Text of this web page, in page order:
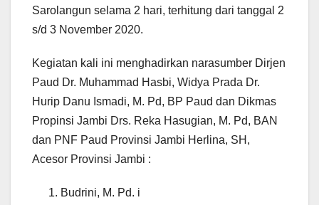
Sarolangun selama 2 hari, terhitung dari tanggal 2
s/d 3 November 2020.
Kegiatan kali ini menghadirkan narasumber Dirjen
Paud Dr. Muhammad Hasbi, Widya Prada Dr.
Hurip Danu Ismadi, M. Pd, BP Paud dan Dikmas
Propinsi Jambi Drs. Reka Hasugian, M. Pd, BAN
dan PNF Paud Provinsi Jambi Herlina, SH,
Acesor Provinsi Jambi :
Budrini, M. Pd. i